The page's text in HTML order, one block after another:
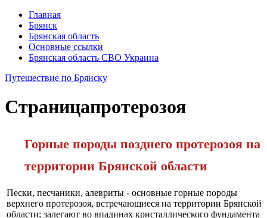
Главная
Брянск
Брянская область
Основные ссылки
Брянская область СВО Украина
Путешествие по Брянску
Страницапротерозоя
Горные породы позднего протерозоя на
территории Брянской области
Пески, песчаники, алевриты - основные горные породы
верхнего протерозоя, встречающиеся на территории Брянской
области; залега­ют во впадинах кристаллического фундамента